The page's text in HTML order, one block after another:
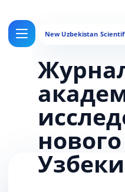
нового